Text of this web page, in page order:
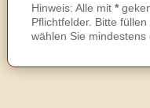
Hinweis: Alle mit *
Pflichtfelder. Bitte
wählen Sie mindestens